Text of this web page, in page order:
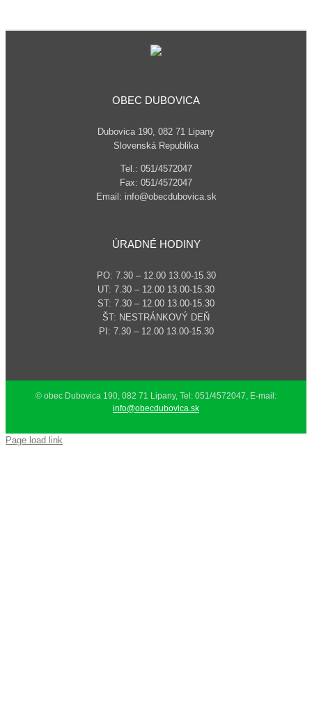
OBEC DUBOVICA
Dubovica 190, 082 71 Lipany
Slovenská Republika
Tel.: 051/4572047
Fax: 051/4572047
Email: info@obecdubovica.sk
ÚRADNÉ HODINY
PO: 7.30 – 12.00 13.00-15.30
UT: 7.30 – 12.00 13.00-15.30
ST: 7.30 – 12.00 13.00-15.30
ŠT: NESTRÁNKOVÝ DEŇ
PI: 7.30 – 12.00 13.00-15.30
© obec Dubovica 190, 082 71 Lipany, Tel: 051/4572047, E-mail:
info@obecdubovica.sk
Page load link